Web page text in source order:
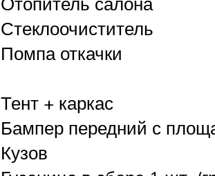
Стеклоочиститель
Помпа откачки
Тент + каркас
Бампер передний с
Кузов